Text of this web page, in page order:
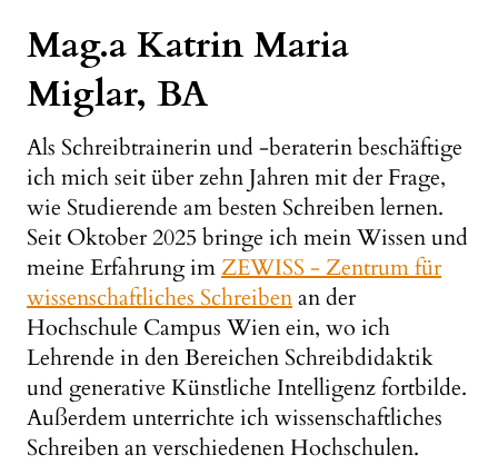
Mag.a Katrin Maria
Miglar, BA
Als Schreibtrainerin und -beraterin beschäftige
ich mich seit über zehn Jahren mit der Frage,
wie Studierende am besten Schreiben lernen.
Seit Oktober 2025 bringe ich mein Wissen und
meine Erfahrung imZEWISS - Zentrum für
wissenschaftliches Schreibenan der
Hochschule Campus Wien ein, wo ich
Lehrende in den Bereichen Schreibdidaktik
und generative Künstliche Intelligenz fortbilde.
Außerdem unterrichte ich wissenschaftliches
Schreiben an verschiedenen Hochschulen.